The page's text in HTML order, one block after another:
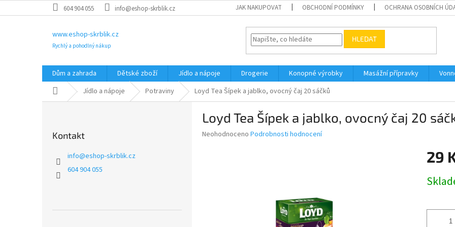
na
604 904 055 info@eshop-skrblik.cz JAK NAKUPOVAT OBCHODNÍ PODMÍNKY OCHRANA OSOBNÍCH
www.eshop-skrblik.cz
Rychlý a pohodlný nákup
HLEDAT
Dům a zahrada Dětské zboží Jídlo a nápoje Drogerie Konopné výrobky Masážní přípravky
Domů Jídlo a nápoje Potraviny Loyd Tea Šípek a jablko, ovocný čaj 20 sáčků
Kontakt
info@eshop-skrblik.cz
604 904 055
Loyd Tea Šípek a jablko, ovocný čaj 20
Průměrné
Neohodnoceno Podrobnosti hodnocení
29
cena: